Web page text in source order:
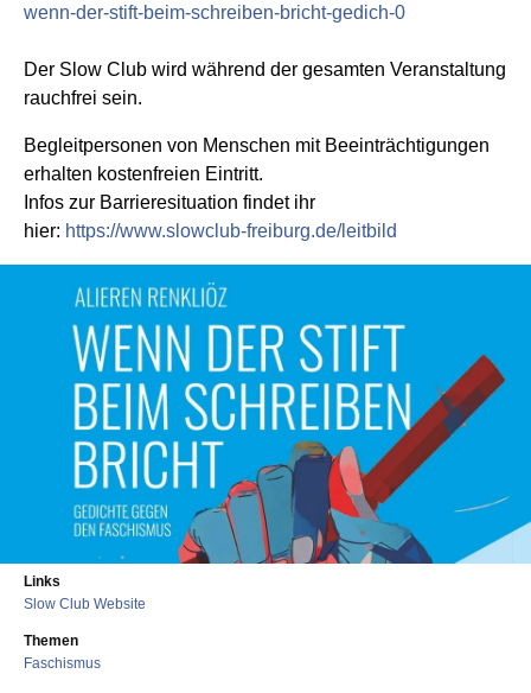
wenn-der-stift-beim-schreiben-bricht-gedich-0
Der Slow Club wird während der gesamten Veranstaltung
rauchfrei sein.
Begleitpersonen von Menschen mit Beeinträchtigungen
erhalten kostenfreien Eintritt.
Infos zur Barrieresituation findet ihr
hier: https://www.slowclub-freiburg.de/leitbild
Links
Slow Club Website
Themen
Faschismus